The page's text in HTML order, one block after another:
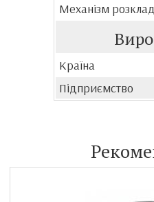
Механізм
Країна
Підприємство